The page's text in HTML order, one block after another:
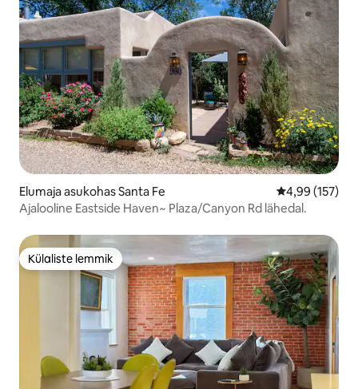
Elumaja asukohas Santa Fe Keskmine
4,99 (157)
Ajalooline Eastside Haven~ Plaza/Canyon Rd lähedal.
Külaliste lemmik
Külaliste lemmik